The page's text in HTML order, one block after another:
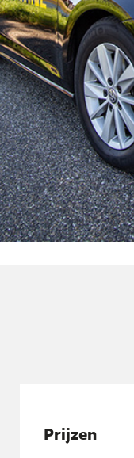
Prijzen